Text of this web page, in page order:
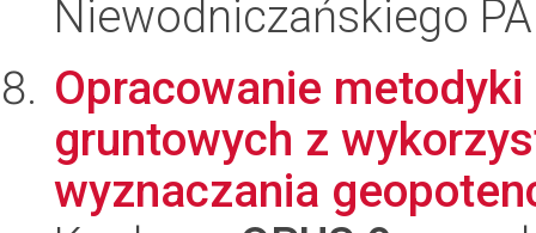
Niewodniczańskiego
Opracowanie
gruntowych z
wyznaczania